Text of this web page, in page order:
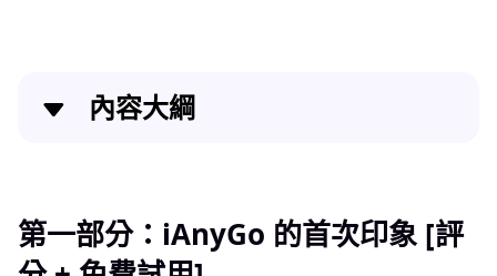
內容大綱
第二部分：誰適合使用 iAnyGo 虛擬定位工具？
第一部分：iAnyGo 的首次印象 [評